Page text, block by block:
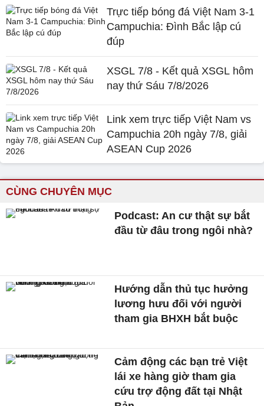
Trực tiếp bóng đá Việt Nam 3-1
Campuchia: Đình Bắc lập cú
đúp
XSGL 7/8 - Kết quả XSGL hôm
nay thứ Sáu 7/8/2026
Link xem trực tiếp Việt Nam vs
Campuchia 20h ngày 7/8, giải
ASEAN Cup 2026
CÙNG CHUYÊN MỤC
Podcast: An cư thật sự bắt
đầu từ đâu trong ngôi nhà?
Hướng dẫn thủ tục hưởng
lương hưu đối với người
tham gia BHXH bắt buộc
Cảm động các bạn trẻ Việt
lái xe hàng giờ tham gia
cứu trợ động đất tại Nhật